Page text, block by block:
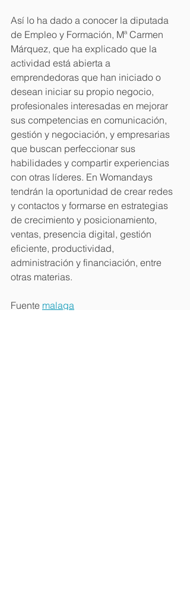
Así lo ha dado a conocer la diputada
de Empleo y Formación, Mª Carmen
Márquez, que ha explicado que la
actividad está abierta a
emprendedoras que han iniciado o
desean iniciar su propio negocio,
profesionales interesadas en mejorar
sus competencias en comunicación,
gestión y negociación, y empresarias
que buscan perfeccionar sus
habilidades y compartir experiencias
con otras líderes. En Womandays
tendrán la oportunidad de crear redes
y contactos y formarse en estrategias
de crecimiento y posicionamiento,
ventas, presencia digital, gestión
eficiente, productividad,
administración y financiación, entre
otras materias.
Fuente malaga